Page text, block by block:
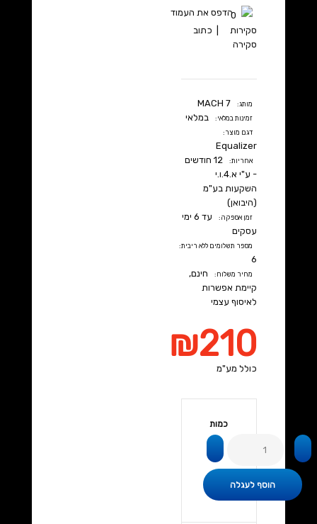
הדפס את העמוד0
סקירות
כתוב
סקירה
מותג: MACH 7
זמינות במלאי: במלאי
דגם מוצר:
Equalizer
אחריות:
12 חודשים
- ע"י א.4.ו.י
השקעות בע"מ
(היבואן)
זמן אספקה:
עד 6 ימי
עסקים
מספר תשלומים ללא ריבית:
6
מחיר משלוח:
חינם,
קיימת אפשרות
לאיסוף עצמי
₪210
כולל מע"מ
כמות